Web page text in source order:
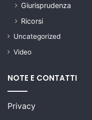
Giurisprudenza
Ricorsi
Uncategorized
Video
NOTE E CONTATTI
Privacy